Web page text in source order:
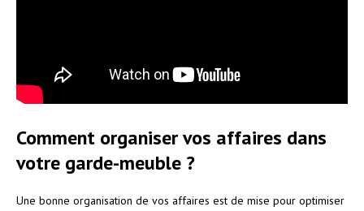
Comment organiser vos affaires dans
votre garde-meuble ?
Une bonne organisation de vos affaires est de mise pour optimiser